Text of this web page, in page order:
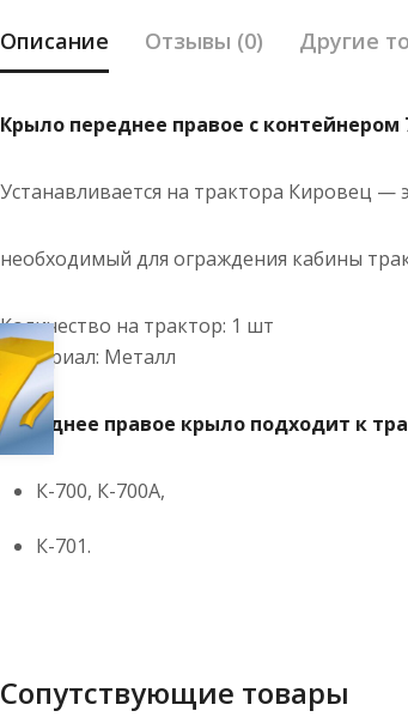
Описание Отзывы (0) Другие
Крыло переднее правое с контейнером
Устанавливается на трактора Кировец —
необходимый для ограждения кабины
Количество на трактор: 1 шт
Материал: Металл
Переднее правое крыло подходит к
К-700, К-700А,
К-701.
Сопутствующие товары